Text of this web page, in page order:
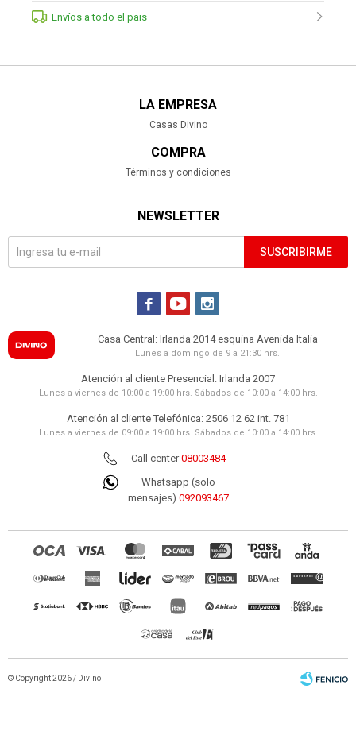
Envíos a todo el pais
LA EMPRESA
Casas Divino
COMPRA
Términos y condiciones
NEWSLETTER
SUSCRIBIRME
  
Casa Central: Irlanda 2014 esquina Avenida Italia
Lunes a domingo de 9 a 21:30 hrs.
Atención al cliente Presencial: Irlanda 2007
Lunes a viernes de 10:00 a 19:00 hrs. Sábados de 10:00 a 14:00 hrs.
Atención al cliente Telefónica: 2506 12 62 int. 781
Lunes a viernes de 09:00 a 19:00 hrs. Sábados de 10:00 a 14:00 hrs.
Call center08003484
Whatsapp (solo
mensajes) 092093467
© Copyright 2026 / Divino